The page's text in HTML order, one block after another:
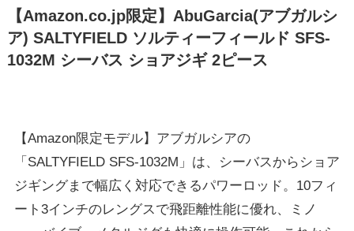
【Amazon.co.jp限定】AbuGarcia(アブガルシ
ア) SALTYFIELD ソルティーフィールド SFS-
1032M シーバス ショアジギ 2ピース
【Amazon限定モデル】アブガルシアの
「SALTYFIELD SFS-1032M」は、シーバスからショア
ジギングまで幅広く対応できるパワーロッド。10フィ
ート3インチのレングスで飛距離性能に優れ、ミノ